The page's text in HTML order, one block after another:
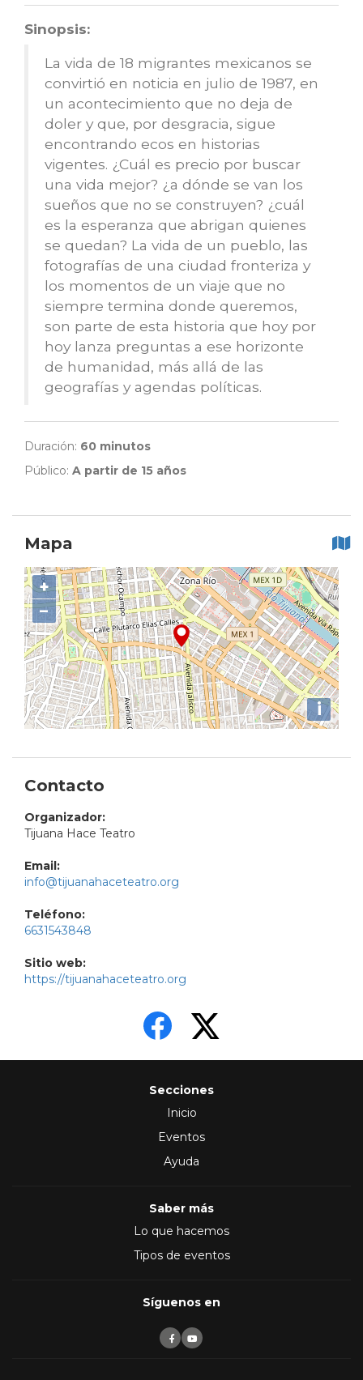
Sinopsis:
La vida de 18 migrantes mexicanos se
convirtió en noticia en julio de 1987, en
un acontecimiento que no deja de
doler y que, por desgracia, sigue
encontrando ecos en historias
vigentes. ¿Cuál es precio por buscar
una vida mejor? ¿a dónde se van los
sueños que no se construyen? ¿cuál
es la esperanza que abrigan quienes
se quedan? La vida de un pueblo, las
fotografías de una ciudad fronteriza y
los momentos de un viaje que no
siempre termina donde queremos,
son parte de esta historia que hoy por
hoy lanza preguntas a ese horizonte
de humanidad, más allá de las
geografías y agendas políticas.
Duración: 60 minutos
Público: A partir de 15 años
Mapa
+
−
i
Contacto
Organizador:
Tijuana Hace Teatro
Email:
info@tijuanahaceteatro.org
Teléfono:
6631543848
Sitio web:
https://tijuanahaceteatro.org
Secciones
Inicio
Eventos
Ayuda
Saber más
Lo que hacemos
Tipos de eventos
Síguenos en